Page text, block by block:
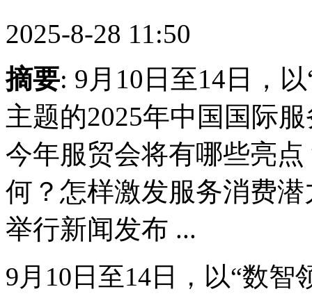
2025-8-28 11:50
摘要: 9月10日至14日，
主题的2025年中国国际
今年服贸会将有哪些亮
何？怎样激发服务消费
举行新闻发布 ...
9月10日至14日，以“数